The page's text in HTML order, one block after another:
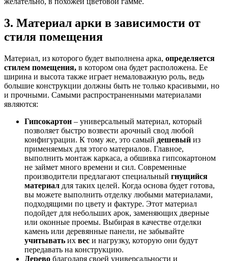
3. Материал арки в зависимости от
стиля помещения
Материал, из которого будет выполнена арка, определяется
стилем помещения, в котором она будет расположена. Ее
ширина и высота также играет немаловажную роль, ведь
большие конструкции должны быть не только красивыми, но
и прочными. Самыми распространенными материалами
являются:
Гипсокартон – универсальный материал, который
позволяет быстро возвести арочный свод любой
конфигурации. К тому же, это самый дешевый из
применяемых для этого материалов. Главное,
выполнить монтаж каркаса, а обшивка гипсокартоном
не займет много времени и сил. Современные
производители предлагают специальный гнущийся
материал для таких целей. Когда основа будет готова,
вы можете выполнить отделку любыми материалами,
подходящими по цвету и фактуре. Этот материал
подойдет для небольших арок, заменяющих дверные
или оконные проемы. Выбирая в качестве отделки
камень или деревянные панели, не забывайте
учитывать их вес и нагрузку, которую они будут
передавать на конструкцию.
Дерево благодаря своей универсальности и